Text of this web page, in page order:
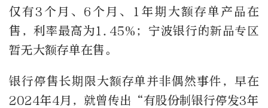
仅有3个月、6个月、1年期大额存单产品在
售，利率最高为1.45%；宁波银行的新品专区
暂无大额存单在售。
银行停售长期限大额存单并非偶然事件，早在
2024年4月，就曾传出“有股份制银行停发3年